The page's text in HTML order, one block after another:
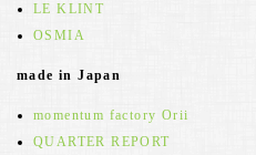
LE KLINT
OSMIA
made in Japan
momentum factory Orii
QUARTER REPORT